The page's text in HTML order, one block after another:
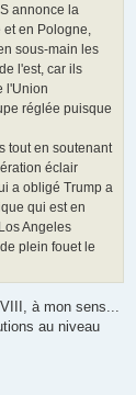
annonce la
et en Pologne,
sous-main les
l'est, car ils
l'Union
réglée puisque
tout en soutenant
éclair
a obligé Trump a
qui est en
Angeles
plein fouet le
à mon sens...
au niveau